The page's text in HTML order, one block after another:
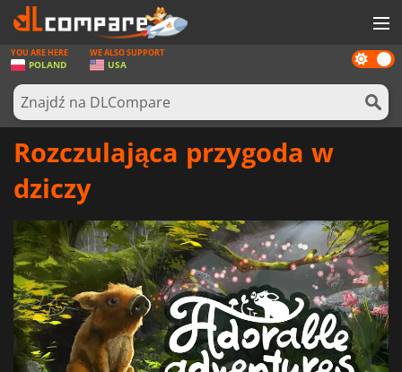
GRY
KARTY DO GIER
OPROGRAMOWANIE
SPRZĘT KOMPUTEROWY
AKTUALNOŚCI
ZALOGUJ SIĘ LUB ZAREJESTRUJ
Dark
mode
YOU ARE HERE
POLAND
WE ALSO SUPPORT
USA
Rozczulająca przygoda w
dziczy